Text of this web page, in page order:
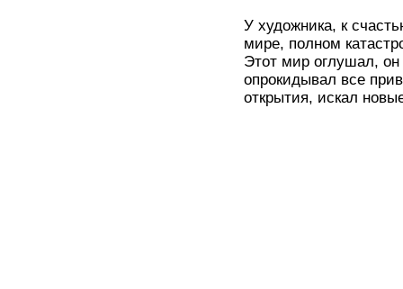
У художника, к
мире, полном
Этот мир оглушал,
опрокидывал все
открытия, искал